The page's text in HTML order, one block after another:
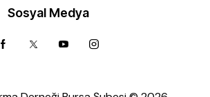
Sosyal Medya